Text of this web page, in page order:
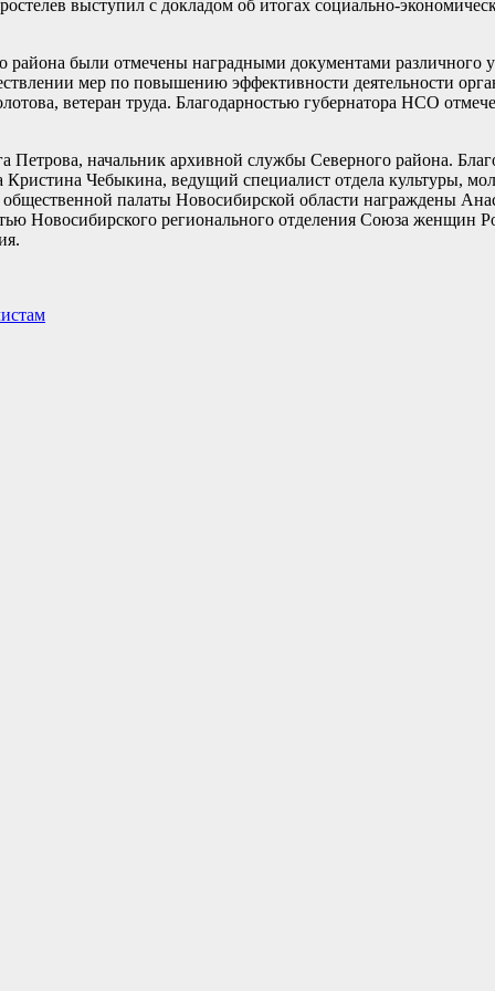
выступил с докладом об итогах социально-
были отмечены наградными документами различного
мер по повышению эффективности деятельности
ветеран труда. Благодарностью губернатора НСО
начальник архивной службы Северного района.
Кристина Чебыкина, ведущий специалист отдела культуры,
палаты Новосибирской области награждены
Новосибирского регионального отделения Союза женщин